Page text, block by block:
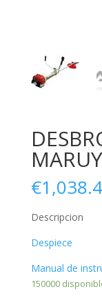
€
Descripcion
Despiece
Manual de
150000